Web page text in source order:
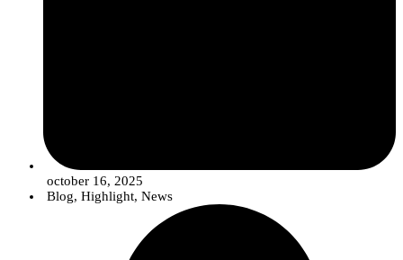
october 16, 2025
Blog, Highlight, News